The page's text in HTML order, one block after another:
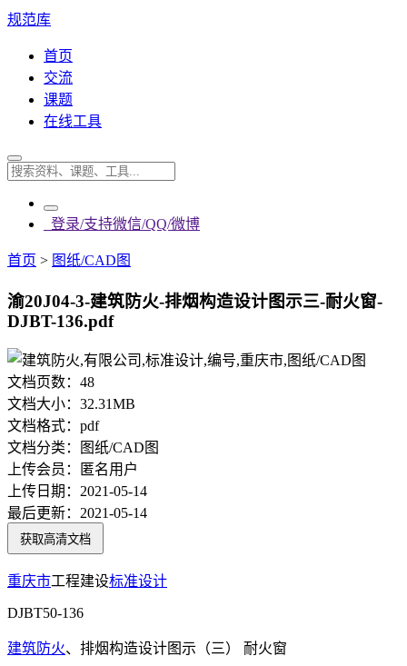
规范库
首页
交流
课题
在线工具
登录/支持微信/QQ/微博
首页 > 图纸/CAD图
渝20J04-3-建筑防火-排烟构造设计图示三-耐火窗-
DJBT-136.pdf
文档页数： 48
文档大小： 32.31MB
文档格式： pdf
文档分类：
图纸/CAD图
上传会员：
匿名用户
上传日期： 2021-05-14
最后更新： 2021-05-14
获取高清文档
重庆市工程建设标准设计
DJBT50-136
建筑防火、排烟构造设计图示（三） 耐火窗